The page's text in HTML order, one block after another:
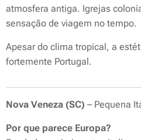
atmosfera antiga. Igrejas
sensação de viagem no tempo.
Apesar do clima tropical, a
fortemente Portugal.
Nova Veneza (SC) – Pequena
Por que parece Europa?